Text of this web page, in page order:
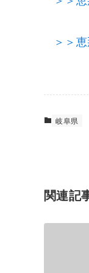
＞＞
岐阜県
関連記